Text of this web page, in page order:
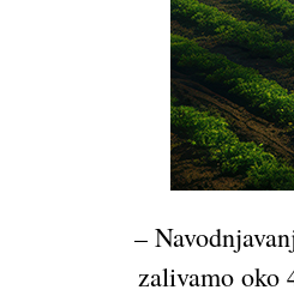
–
zalivamo oko